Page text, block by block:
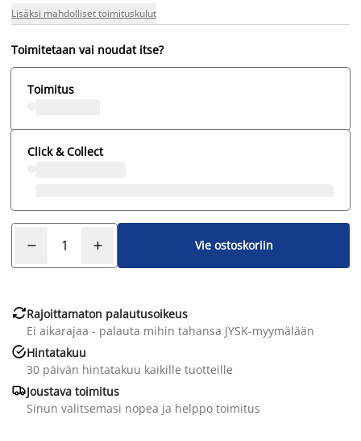
Lisäksi mahdolliset toimituskulut
Toimitetaan vai noudat itse?
Toimitus
Click & Collect
Vie ostoskoriin
Rajoittamaton palautusoikeus
Ei aikarajaa - palauta mihin tahansa JYSK-myymälään
Hintatakuu
30 päivän hintatakuu kaikille tuotteille
Joustava toimitus
Sinun valitsemasi nopea ja helppo toimitus